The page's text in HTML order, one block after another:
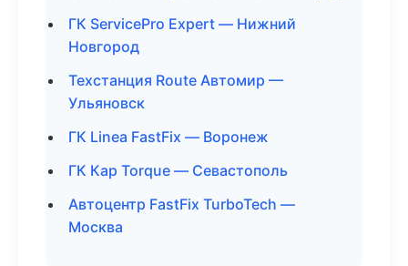
ГК ServicePro Expert — Нижний
Новгород
Техстанция Route Автомир —
Ульяновск
ГК Linea FastFix — Воронеж
ГК Кар Torque — Севастополь
Автоцентр FastFix TurboTech —
Москва